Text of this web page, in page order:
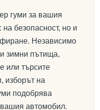
гуми за вашия
безопасност, но и
Независимо
зимни пътища,
или търсите
изборът на
подобрява
автомобил.